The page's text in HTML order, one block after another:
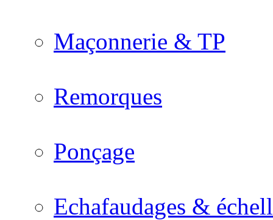
Maçonnerie & TP
Remorques
Ponçage
Echafaudages &